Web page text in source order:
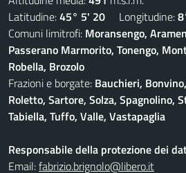
Latitudine:45° 5' 20 Longitudine:
Comuni limitrofi: Moransengo,
Passerano Marmorito, Tonengo,
Robella, Brozolo
Frazioni e borgate: Bauchieri,
Roletto, Sartore, Solza, Spagnolino,
Tabiella, Tuffo, Valle, Vastapaglia
Responsabile della protezione dei
Email:fabrizio.brignolo@libero.it